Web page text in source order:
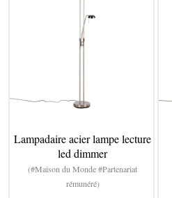
Lampadaire acier lampe lecture
led dimmer
(#Maison du Monde #Partenariat
rémunéré)